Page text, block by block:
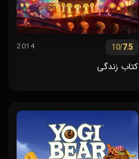
7.5
/10
2014
کتاب زندگی